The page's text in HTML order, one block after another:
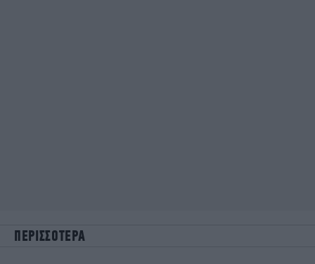
ΠΕΡΙΣΣΟΤΕΡΑ